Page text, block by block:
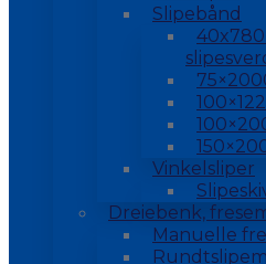
Slipebånd
Vinkelsliper
Dreiebenk,
Manuelle